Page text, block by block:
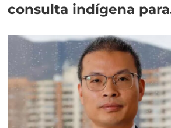
consulta indígena para